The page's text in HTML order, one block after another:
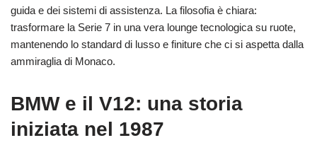
guida e dei sistemi di assistenza. La filosofia è chiara:
trasformare la Serie 7 in una vera lounge tecnologica su ruote,
mantenendo lo standard di lusso e finiture che ci si aspetta dalla
ammiraglia di Monaco.
BMW e il V12: una storia
iniziata nel 1987